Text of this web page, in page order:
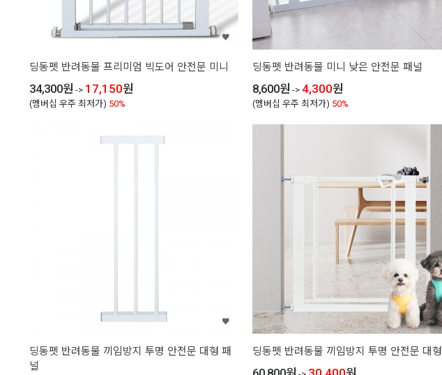
딩동펫 반려동물 프리미엄 빅도어 안전문 미니
34,300원 -> 17,150원
(멤버십 우주 최저가) 50%
딩동펫 반려동물 미니 낮은 안전문 패널
8,600원 -> 4,300원
(멤버십 우주 최저가) 50%
딩동펫 반려동물 끼임방지 투명 안전문 대형 패
널
딩동펫 반려동물 끼임방지 투명 안전문 대형